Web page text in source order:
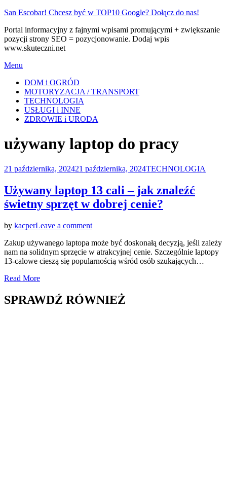
Skip
content
San Escobar! Chcesz być w TOP10 Google? Dołącz do nas!
Portal informacyjny z fajnymi wpisami promującymi + zwiększanie
pozycji strony SEO = pozycjonowanie. Dodaj wpis
www.skuteczni.net
Menu
DOM i OGRÓD
MOTORYZACJA / TRANSPORT
TECHNOLOGIA
USŁUGI i INNE
ZDROWIE i URODA
Tag
:
używany laptop do pracy
Posted
21 października, 202421 października, 2024TECHNOLOGIA
Używany laptop 13 cali – jak znaleźć
świetny sprzęt w dobrej cenie?
by kacperLeave a commenton
laptop
13
cali
świetny
Zakup używanego laptopa może być doskonałą decyzją, jeśli zależy
nam na solidnym sprzęcie w atrakcyjnej cenie. Szczególnie laptopy
13-calowe cieszą się popularnością wśród osób szukających…
Read More
SPRAWDŹ RÓWNIEŻ